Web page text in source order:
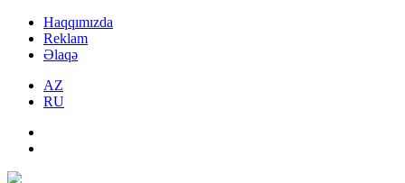
Haqqımızda
Reklam
Əlaqə
AZ
RU